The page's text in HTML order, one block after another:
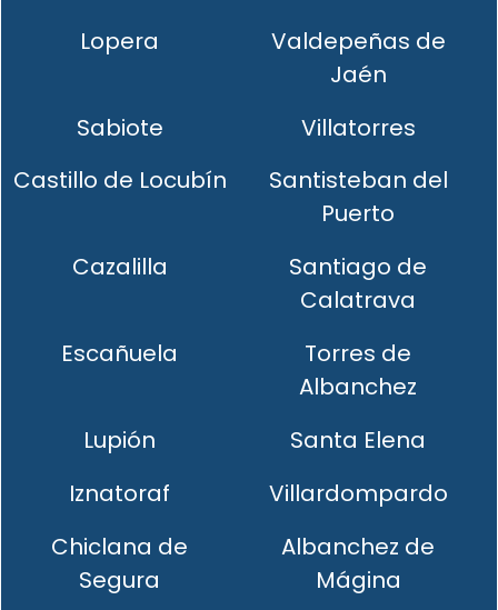
Lopera
Valdepeñas de
Jaén
Sabiote
Villatorres
Castillo de Locubín
Santisteban del
Puerto
Cazalilla
Santiago de
Calatrava
Escañuela
Torres de
Albanchez
Lupión
Santa Elena
Iznatoraf
Villardompardo
Chiclana de
Segura
Albanchez de
Mágina